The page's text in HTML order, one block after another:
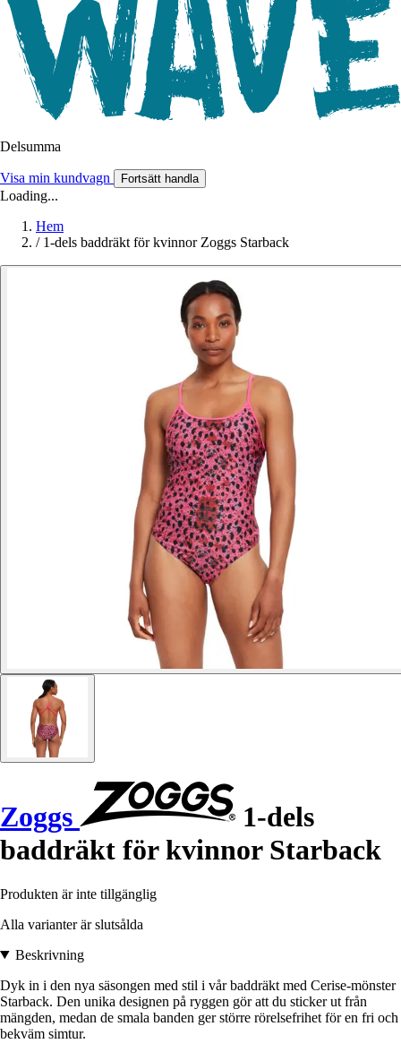
Delsumma
Visa min kundvagn Fortsätt handla
Loading...
Hem
/ 1-dels baddräkt för kvinnor Zoggs Starback
Zoggs
1-dels
baddräkt för kvinnor Starback
Produkten är inte tillgänglig
Alla varianter är slutsålda
Beskrivning
Dyk in i den nya säsongen med stil i vår baddräkt med Cerise-mönster
Starback. Den unika designen på ryggen gör att du sticker ut från
mängden, medan de smala banden ger större rörelsefrihet för en fri och
bekväm simtur.